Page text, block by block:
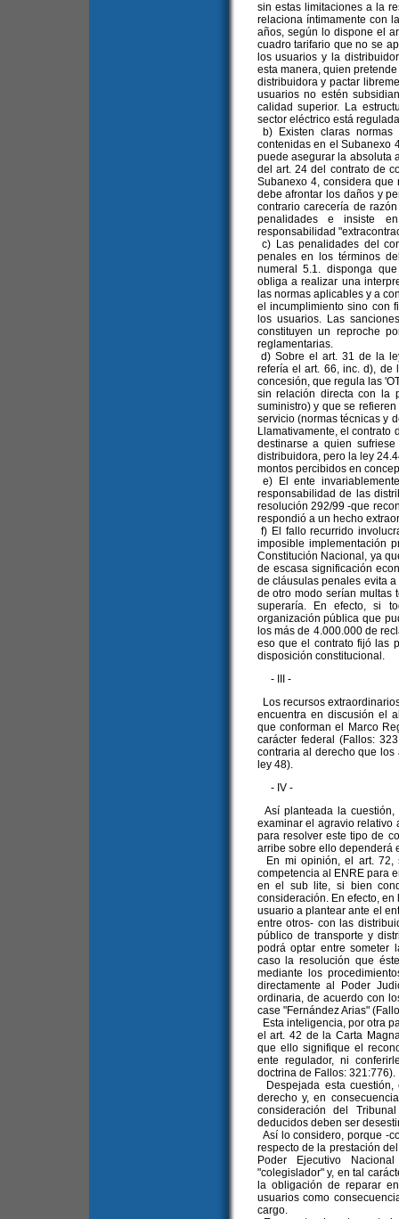
sin estas limitaciones a la
relaciona íntimamente con
años, según lo dispone el
cuadro tarifario que no se
los usuarios y la
esta manera, quien
distribuidora y pactar
usuarios no estén
calidad superior. La
sector eléctrico está
b) Existen claras normas
contenidas en el Subanexo
puede asegurar la absoluta
del art. 24 del contrato de
Subanexo 4, considera
debe afrontar los daños y
contrario carecería de
penalidades e insiste
responsabilidad
c) Las penalidades del
penales en los términos
numeral 5.1. disponga
obliga a realizar una
las normas aplicables y a
el incumplimiento sino con
los usuarios. Las
constituyen un reproche
reglamentarias.
d) Sobre el art. 31 de la
refería el art. 66, inc. d), de
concesión, que regula las
sin relación directa con la
suministro) y que se
servicio (normas técnicas y
Llamativamente, el
destinarse a quien
distribuidora, pero la ley
montos percibidos en
e) El ente
responsabilidad de las
resolución 292/99 -que
respondió a un hecho
f) El fallo recurrido
imposible implementación
Constitución Nacional, ya
de escasa significación
de cláusulas penales evita
de otro modo serían multas
superaría. En efecto, si
organización pública que
los más de 4.000.000 de
eso que el contrato fijó las
disposición constitucional.
- III -
Los recursos
encuentra en discusión el
que conforman el Marco
carácter federal (Fallos:
contraria al derecho que los
ley 48).
- IV -
Así planteada la cuestión,
examinar el agravio relativo
para resolver este tipo de
arribe sobre ello dependerá
En mi opinión, el art. 72,
competencia al ENRE para
en el sub lite, si bien
consideración. En efecto,
usuario a plantear ante el
entre otros- con las
público de transporte y
podrá optar entre someter
caso la resolución que
mediante los
directamente al Poder
ordinaria, de acuerdo con
case "Fernández Arias"
Esta inteligencia, por otra
el art. 42 de la Carta
que ello signifique el
ente regulador, ni
doctrina de Fallos: 321:776).
Despejada esta
derecho y, en
consideración del
deducidos deben ser
Así lo considero, porque -
respecto de la prestación
Poder Ejecutivo
"colegislador" y, en tal
la obligación de reparar
usuarios como
cargo.